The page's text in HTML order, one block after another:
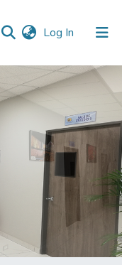
Log In (current)